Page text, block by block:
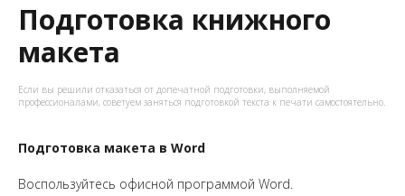
Подготовка книжного
макета
Если вы решили отказаться от допечатной подготовки, выполняемой
профессионалами, советуем заняться подготовкой текста к печати самостоятельно.
Подготовка макета в Word
Воспользуйтесь офисной программой Word.